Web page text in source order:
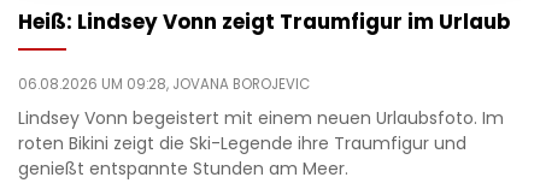
Heiß: Lindsey Vonn zeigt Traumfigur im Urlaub
06.08.2026 UM 09:28, JOVANA BOROJEVIC
Lindsey Vonn begeistert mit einem neuen Urlaubsfoto. Im
roten Bikini zeigt die Ski-Legende ihre Traumfigur und
genießt entspannte Stunden am Meer.